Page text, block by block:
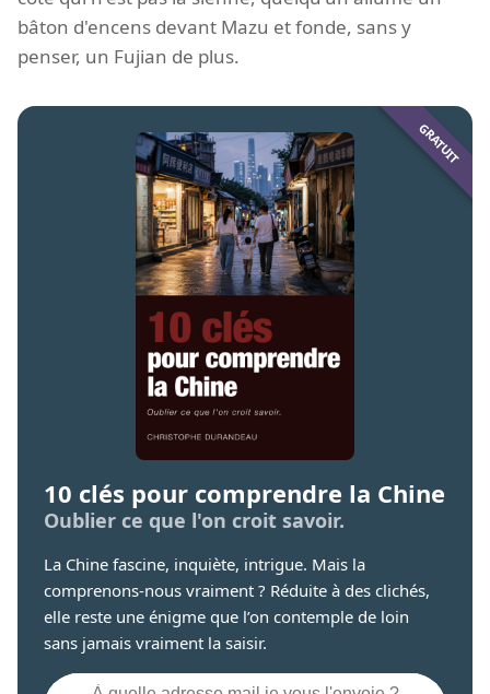
bâton d'encens devant Mazu et fonde, sans y
penser, un Fujian de plus.
10 clés pour comprendre la Chine
Oublier ce que l'on croit savoir.
La Chine fascine, inquiète, intrigue. Mais la
comprenons-nous vraiment ? Réduite à des clichés,
elle reste une énigme que l’on contemple de loin
sans jamais vraiment la saisir.